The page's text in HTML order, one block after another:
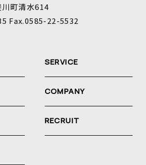
川町清水614
Fax.0585-22-5532
SERVICE
COMPANY
RECRUIT